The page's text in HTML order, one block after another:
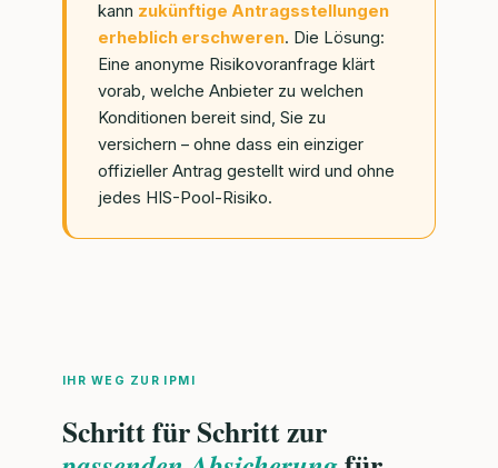
kann zukünftige Antragsstellungen
erheblich erschweren. Die Lösung:
Eine anonyme Risikovoranfrage klärt
vorab, welche Anbieter zu welchen
Konditionen bereit sind, Sie zu
versichern – ohne dass ein einziger
offizieller Antrag gestellt wird und ohne
jedes HIS-Pool-Risiko.
IHR WEG ZUR IPMI
Schritt für Schritt zur